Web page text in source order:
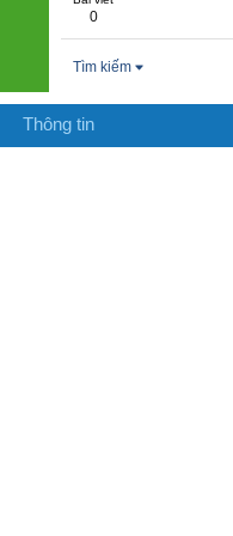
0
Tìm kiếm
Thông tin